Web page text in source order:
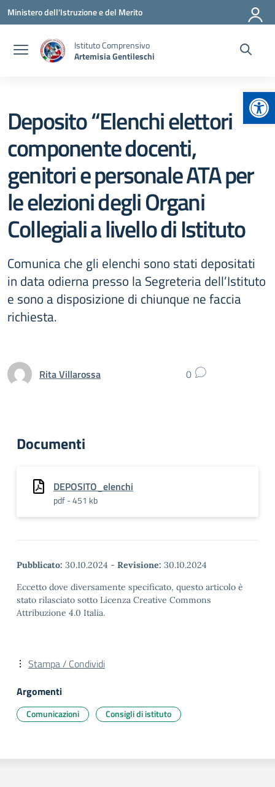
Vai ai contenuti
Vai al menu di navigazione
Vai al footer
Ministero dell'Istruzione e del Merito
Istituto Comprensivo
Artemisia Gentileschi
Deposito “Elenchi elettori
componente docenti,
genitori e personale ATA per
le elezioni degli Organi
Collegiali a livello di Istituto
Comunica che gli elenchi sono stati depositati
in data odierna presso la Segreteria dell’Istituto
e sono a disposizione di chiunque ne faccia
richiesta.
Rita Villarossa 0
Documenti
DEPOSITO_elenchi
pdf - 451 kb
Pubblicato: 30.10.2024 - Revisione: 30.10.2024
Eccetto dove diversamente specificato, questo articolo è
stato rilasciato sotto Licenza Creative Commons
Attribuzione 4.0 Italia.
Stampa / Condividi
Argomenti
Comunicazioni Consigli di istituto